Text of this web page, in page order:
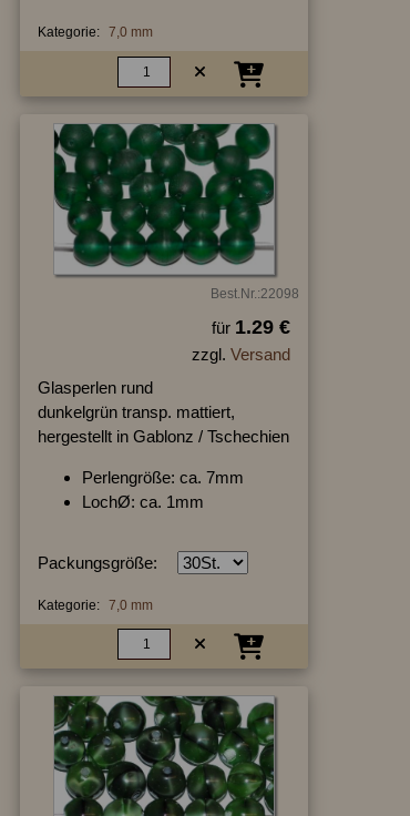
Kategorie: 7,0 mm
Best.Nr.:22098
für 1.29 €
zzgl. Versand
Glasperlen rund
dunkelgrün transp. mattiert,
hergestellt in Gablonz / Tschechien
Perlengröße: ca. 7mm
LochØ: ca. 1mm
Packungsgröße:
Kategorie: 7,0 mm